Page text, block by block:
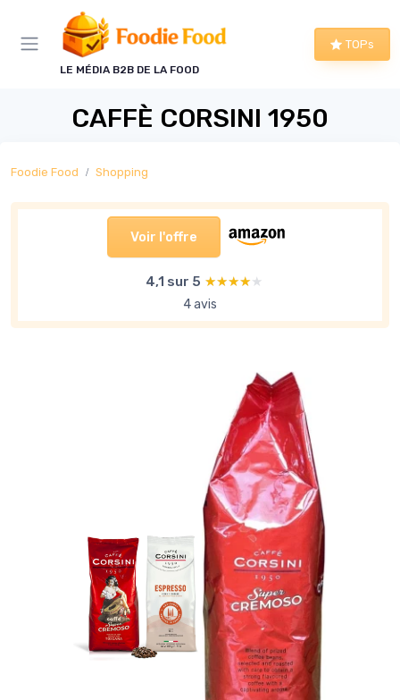
LE MÉDIA B2B DE LA FOOD
TOPs
CAFFÈ CORSINI 1950
Foodie Food Shopping
Voir l'offre
4,1 sur 5 ★★★★★
★★★★★
4 avis
Panneau de gestion des cookies